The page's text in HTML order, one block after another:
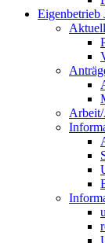
Eigenbetrieb